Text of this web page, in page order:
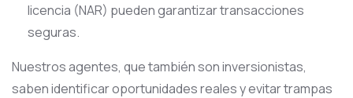
licencia (NAR) pueden garantizar transacciones
seguras.
Nuestros agentes, que también son inversionistas,
saben identificar oportunidades reales y evitar trampas